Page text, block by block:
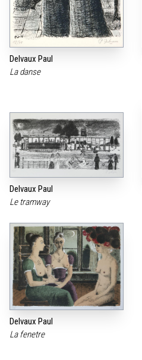
Delvaux Paul
La danse
Delvaux Paul
Le tramway
Delvaux Paul
La fenetre